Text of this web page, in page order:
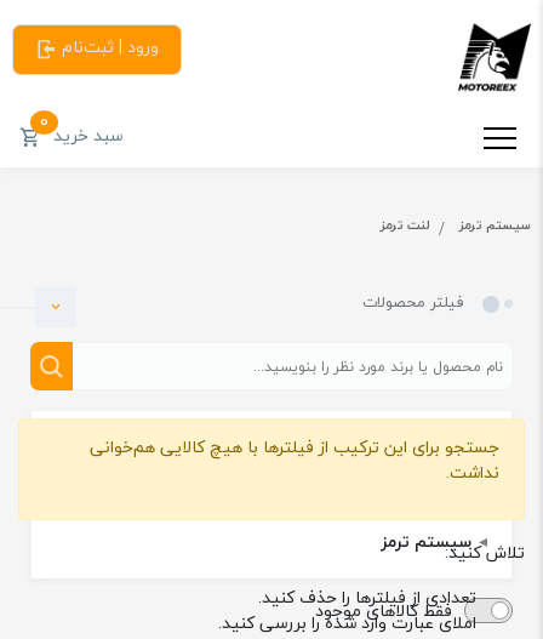
ورود | ثبت‌نام
سبد خرید0
سیستم ترمز لنت ترمز
فیلتر محصولات
دسته بندی
سیستم ترمز
فقط کالاهای موجود
جستجو برای این ترکیب از فیلترها با هیچ کالایی هم‌خوانی
نداشت.
تلاش کنید:
تعدادی از فیلترها را حذف کنید.
املای عبارت وارد شده را بررسی کنید.